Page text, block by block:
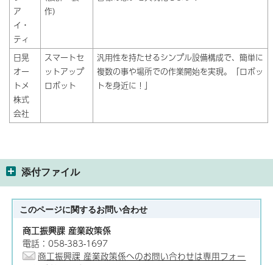
ア
イ・
ティ
作)
日晃
オー
トメ
株式
会社
スマートセ
ットアップ
ロボット
汎用性を持たせるシンプル設備構成で、簡単に
複数の事や場所での作業開始を実現。「ロボッ
トを身近に！」
添付ファイル
このページに関するお問い合わせ
商工振興課 産業政策係
電話：058-383-1697
商工振興課 産業政策係へのお問い合わせは専用フォー